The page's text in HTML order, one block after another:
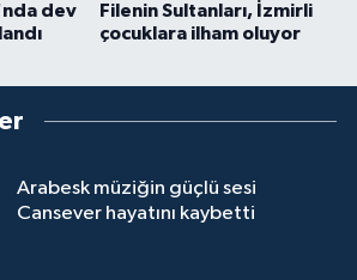
dev
Filenin Sultanları, İzmirli
çocuklara ilham oluyor
Arabesk müziğin güçlü sesi
Cansever hayatını kaybetti